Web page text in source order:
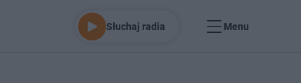
Słuchaj radia Menu